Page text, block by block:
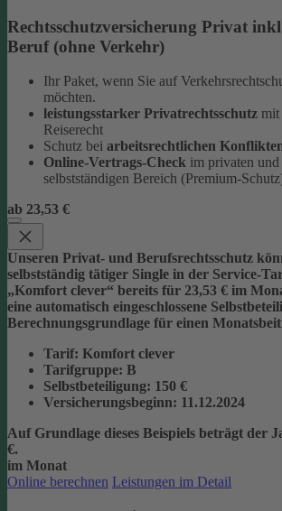
Rechtsschutzversicherung Privat
Beruf (ohne Verkehr)
Ihr Paket, wenn Sie auf
möchten.
leistungsstarker Privatrechtsschutz mit
Reiserecht
Schutz bei arbeitsrechtlichen
Online-Vertrags-Check im privaten
selbstständigen Bereich (Premium-
ab 23,53 €
Unseren Privat- und Berufsrechtsschutz
selbstständig tätiger Single in der Service-
„Komfort clever“ bereits für 23,53 € im
eine automatisch eingeschlossene
Berechnungsgrundlage für einen
Tarif: Komfort clever
Tarifgruppe: B
Selbstbeteiligung: 150 €
Versicherungsbeginn: 11.12.2024
Auf Grundlage dieses Beispiels beträgt der
€.
im Monat
Online berechnen Leistungen im Detail